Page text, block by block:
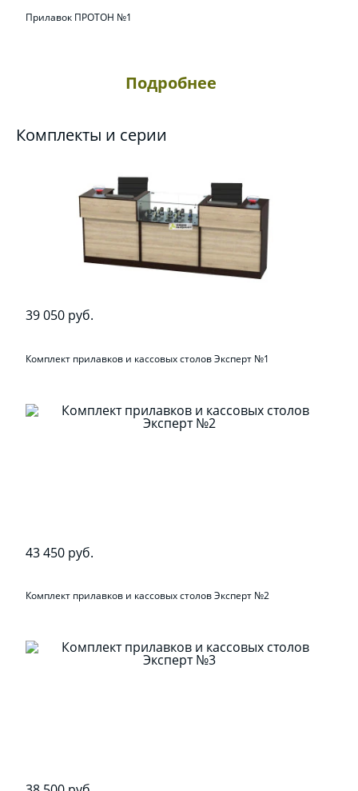
Подробнее
Прилавок ПРОТОН №1
Комплекты и серии
39 050 руб.
Комплект прилавков и кассовых столов Эксперт №1
43 450 руб.
Комплект прилавков и кассовых столов Эксперт №2